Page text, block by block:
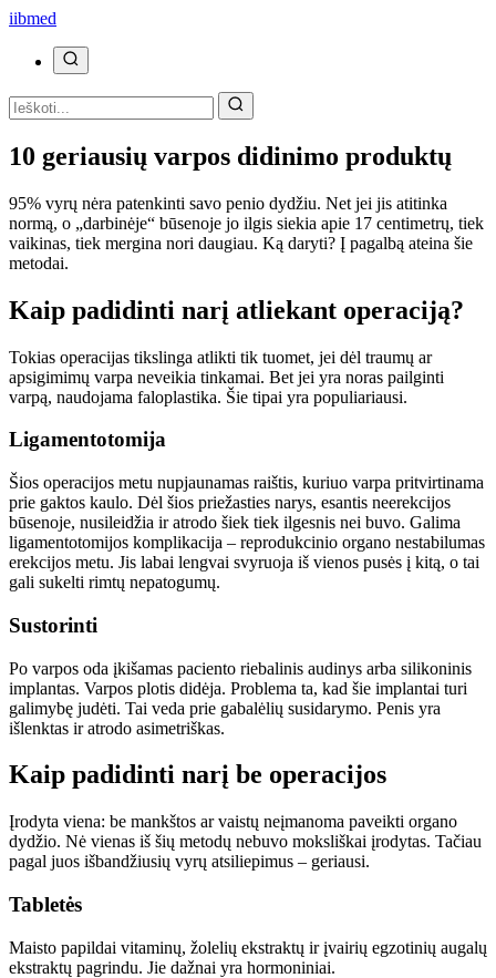
iibmed
10 geriausių varpos didinimo produktų
95% vyrų nėra patenkinti savo penio dydžiu. Net jei jis atitinka
normą, o „darbinėje“ būsenoje jo ilgis siekia apie 17 centimetrų, tiek
vaikinas, tiek mergina nori daugiau. Ką daryti? Į pagalbą ateina šie
metodai.
Kaip padidinti narį atliekant operaciją?
Tokias operacijas tikslinga atlikti tik tuomet, jei dėl traumų ar
apsigimimų varpa neveikia tinkamai. Bet jei yra noras pailginti
varpą, naudojama faloplastika. Šie tipai yra populiariausi.
Ligamentotomija
Šios operacijos metu nupjaunamas raištis, kuriuo varpa pritvirtinama
prie gaktos kaulo. Dėl šios priežasties narys, esantis neerekcijos
būsenoje, nusileidžia ir atrodo šiek tiek ilgesnis nei buvo. Galima
ligamentotomijos komplikacija – reprodukcinio organo nestabilumas
erekcijos metu. Jis labai lengvai svyruoja iš vienos pusės į kitą, o tai
gali sukelti rimtų nepatogumų.
Sustorinti
Po varpos oda įkišamas paciento riebalinis audinys arba silikoninis
implantas. Varpos plotis didėja. Problema ta, kad šie implantai turi
galimybę judėti. Tai veda prie gabalėlių susidarymo. Penis yra
išlenktas ir atrodo asimetriškas.
Kaip padidinti narį be operacijos
Įrodyta viena: be mankštos ar vaistų neįmanoma paveikti organo
dydžio. Nė vienas iš šių metodų nebuvo moksliškai įrodytas. Tačiau
pagal juos išbandžiusių vyrų atsiliepimus – geriausi.
Tabletės
Maisto papildai vitaminų, žolelių ekstraktų ir įvairių egzotinių augalų
ekstraktų pagrindu. Jie dažnai yra hormoniniai.